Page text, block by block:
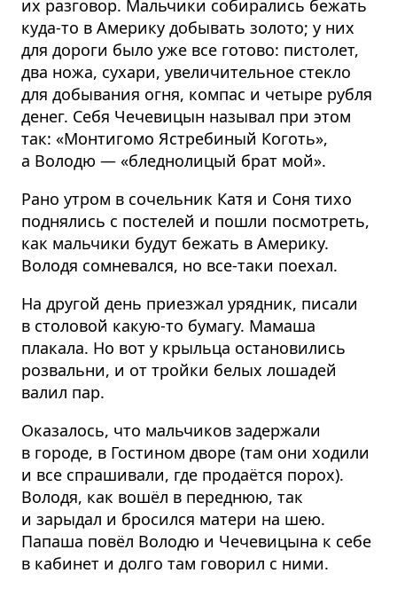
их разговор. Мальчики собирались бежать
куда-то в Америку добывать золото; у них
для дороги было уже все готово: пистолет,
два ножа, сухари, увеличительное стекло
для добывания огня, компас и четыре рубля
денег. Себя Чечевицын называл при этом
так: «Монтигомо Ястребиный Коготь»,
а Володю — «бледнолицый брат мой».
Рано утром в сочельник Катя и Соня тихо
поднялись с постелей и пошли посмотреть,
как мальчики будут бежать в Америку.
Володя сомневался, но все-таки поехал.
На другой день приезжал урядник, писали
в столовой какую-то бумагу. Мамаша
плакала. Но вот у крыльца остановились
розвальни, и от тройки белых лошадей
валил пар.
Оказалось, что мальчиков задержали
в городе, в Гостином дворе (там они ходили
и все спрашивали, где продаётся порох).
Володя, как вошёл в переднюю, так
и зарыдал и бросился матери на шею.
Папаша повёл Володю и Чечевицына к себе
в кабинет и долго там говорил с ними.